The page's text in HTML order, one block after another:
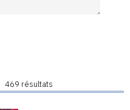
469 résultats